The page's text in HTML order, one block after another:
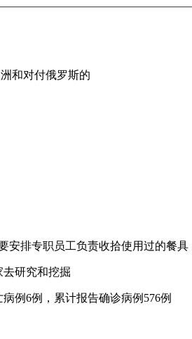
洲和对付俄罗斯的
要安排专职员工负责收拾使用过的餐
去研究和挖掘
例6例，累计报告确诊病例576例